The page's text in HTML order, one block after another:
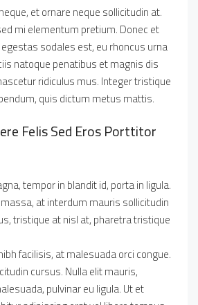
et ornare neque sollicitudin at.
mi elementum pretium. Donec et
sodales est, eu rhoncus urna
natoque penatibus et magnis dis
ridiculus mus. Integer tristique
quis dictum metus mattis.
Felis Sed Eros Porttitor
tempor in blandit id, porta in ligula.
at interdum mauris sollicitudin
tristique at nisl at, pharetra tristique
facilisis, at malesuada orci congue.
cursus. Nulla elit mauris,
pulvinar eu ligula. Ut et